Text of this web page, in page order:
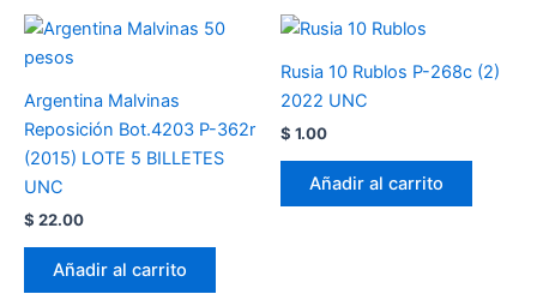
Argentina Malvinas
Reposición Bot.4203 P-362r
(2015) LOTE 5 BILLETES
UNC
$ 22.00
Añadir al carrito
Rusia 10 Rublos P-268c (2)
2022 UNC
$ 1.00
Añadir al carrito